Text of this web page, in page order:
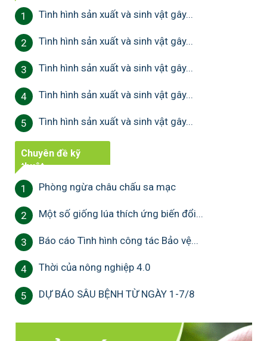
1 Tình hình sản xuất và sinh vật gây...
2 Tình hình sản xuất và sinh vật gây...
3 Tình hình sản xuất và sinh vật gây...
4 Tình hình sản xuất và sinh vật gây...
5 Tình hình sản xuất và sinh vật gây...
Chuyên đề kỹ
thuật
1 Phòng ngừa châu chấu sa mạc
2 Một số giống lúa thích ứng biến đổi...
3 Báo cáo Tình hình công tác Bảo vệ...
4 Thời của nông nghiệp 4.0
5 DỰ BÁO SÂU BỆNH TỪ NGÀY 1-7/8